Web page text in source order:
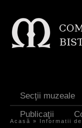
Secţii muzeale
Publicaţii
Acasă » Informatii